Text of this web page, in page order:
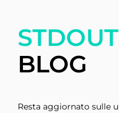
STDOUT
BLOG
Resta aggiornato sulle